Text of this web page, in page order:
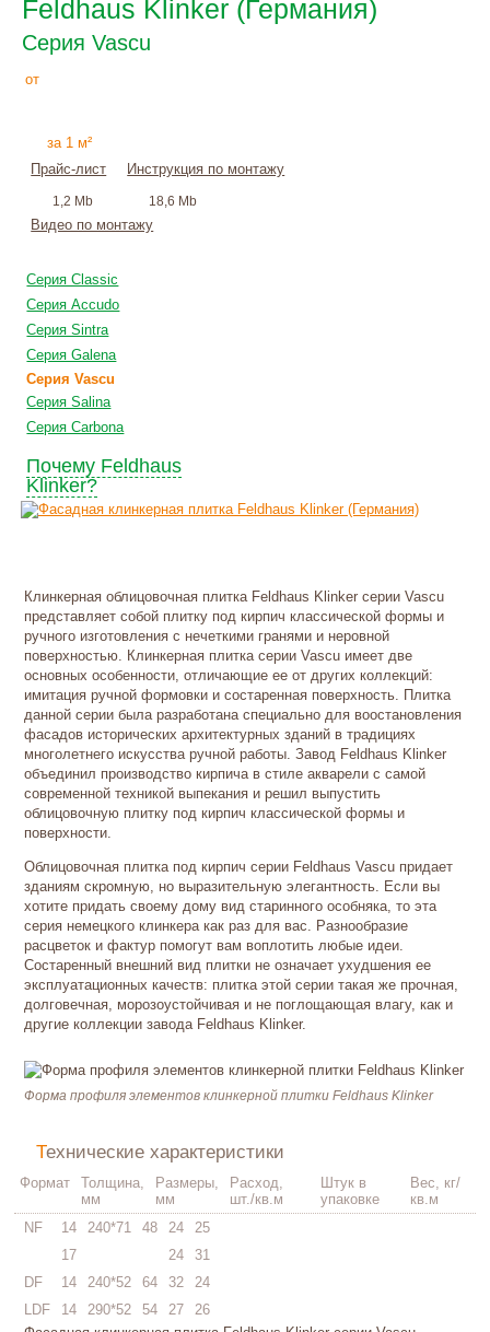
Feldhaus Klinker (Германия)
Серия Vascu
от
за 1 м²
Прайс-лист
1,2 Mb
Инструкция по монтажу
18,6 Mb
Видео по монтажу
Серия Classic
Серия Accudo
Серия Sintra
Серия Galena
Серия Vascu
Серия Salina
Серия Carbona
Почему Feldhaus
Klinker?
Клинкерная облицовочная плитка Feldhaus Klinker серии Vascu
представляет собой плитку под кирпич классической формы и
ручного изготовления с нечеткими гранями и неровной
поверхностью. Клинкерная плитка серии Vascu имеет две
основных особенности, отличающие ее от других коллекций:
имитация ручной формовки и состаренная поверхность. Плитка
данной серии была разработана специально для воостановления
фасадов исторических архитектурных зданий в традициях
многолетнего искусства ручной работы. Завод Feldhaus Klinker
объединил производство кирпича в стиле акварели с самой
современной техникой выпекания и решил выпустить
облицовочную плитку под кирпич классической формы и
поверхности.
Облицовочная плитка под кирпич серии Feldhaus Vascu придает
зданиям скромную, но выразительную элегантность. Если вы
хотите придать своему дому вид старинного особняка, то эта
серия немецкого клинкера как раз для вас. Разнообразие
расцветок и фактур помогут вам воплотить любые идеи.
Состаренный внешний вид плитки не означает ухудшения ее
эксплуатационных качеств: плитка этой серии такая же прочная,
долговечная, морозоустойчивая и не поглощающая влагу, как и
другие коллекции завода Feldhaus Klinker.
Форма профиля элементов клинкерной плитки Feldhaus Klinker
Технические характеристики
Формат
Толщина,
мм
Размеры,
мм
Расход,
шт./кв.м
Штук в
упаковке
Вес, кг/
кв.м
NF
14 240*71 48 24
25
17
24
31
DF
14 240*52 64 32
24
LDF
14 290*52 54 27
26